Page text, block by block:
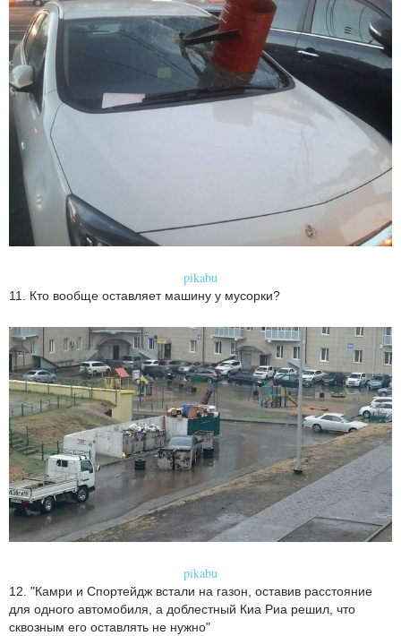
pikabu
11. Кто вообще оставляет машину у мусорки?
pikabu
12. "Камри и Спортейдж встали на газон, оставив расстояние
для одного автомобиля, а доблестный Киа Риа решил, что
сквозным его оставлять не нужно"